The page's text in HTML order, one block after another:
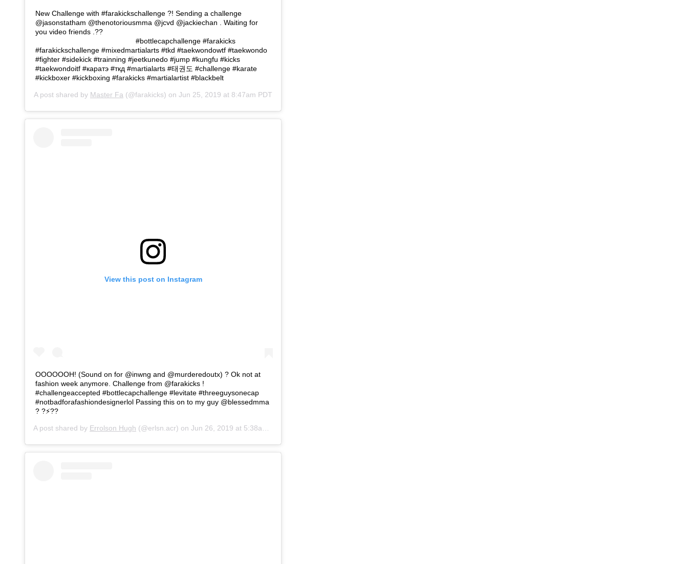
New Challenge with #farakickschallenge ?! Sending a challenge
@jasonstatham @thenotoriousmma @jcvd @jackiechan . Waiting for
you video friends .?? ⠀ ⠀ ⠀ ⠀ ⠀ ⠀ ⠀ ⠀ ⠀ ⠀ ⠀ ⠀ ⠀ ⠀ ⠀ ⠀ ⠀ ⠀ ⠀ ⠀ ⠀⠀ ⠀
⠀ ⠀ ⠀ ⠀ ⠀ ⠀ ⠀ ⠀ ⠀ ⠀ ⠀ ⠀ ⠀ ⠀ #bottlecapchallenge #farakicks
#farakickschallenge #mixedmartialarts #tkd #taekwondowtf #taekwondo
#fighter #sidekick #trainning #jeetkunedo #jump #kungfu #kicks
#taekwondoitf #каратэ #ткд #martialarts #태권도 #challenge #karate
#kickboxer #kickboxing #farakicks #martialartist #blackbelt
A post shared by Master Fa (@farakicks) on Jun 25, 2019 at 8:47am PDT
View this post on Instagram
OOOOOOH! (Sound on for @inwng and @murderedoutx) ? Ok not at
fashion week anymore. Challenge from @farakicks !
#challengeaccepted #bottlecapchallenge #levitate #threeguysonecap
#notbadforafashiondesignerlol Passing this on to my guy @blessedmma
? ?⚡️??
A post shared by Errolson Hugh (@erlsn.acr) on Jun 26, 2019 at 5:38am PDT